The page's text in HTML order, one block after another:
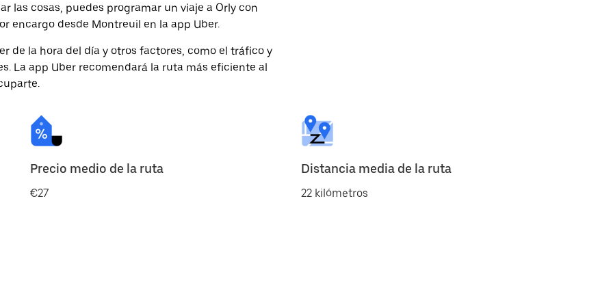
las cosas, puedes programar un viaje a Orly con
encargo desde Montreuil en la app Uber.
de la hora del día y otros factores, como el tráfico y
La app Uber recomendará la ruta más eficiente al
Precio medio de la ruta
€27
Distancia media de la ruta
22 kilómetros